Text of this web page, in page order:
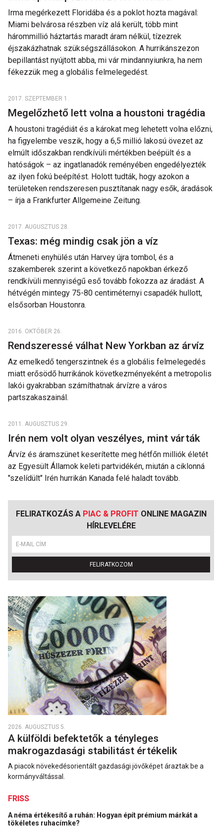
Irma megérkezett Floridába és a poklot hozta magával:
Miami belvárosa részben víz alá került, több mint
hárommillió háztartás maradt áram nélkül, tízezrek
éjszakázhatnak szükségszállásokon. A hurrikánszezon
bepillantást nyújtott abba, mi vár mindannyiunkra, ha nem
fékezzük meg a globális felmelegedést.
2017. SZEPTEMBER 1.
Megelőzhető lett volna a houstoni tragédia
A houstoni tragédiát és a károkat meg lehetett volna előzni,
ha figyelembe veszik, hogy a 6,5 millió lakosú övezet az
elmúlt időszakban rendkívüli mértékben beépült és a
hatóságok – az ingatlanadók reményében engedélyezték
az ilyen fokú beépítést. Holott tudták, hogy azokon a
területeken rendszeresen pusztítanak nagy esők, áradások
– írja a Frankfurter Allgemeine Zeitung.
2017. AUGUSZTUS 28.
Texas: még mindig csak jön a víz
Átmeneti enyhülés után Harvey újra tombol, és a
szakemberek szerint a következő napokban érkező
rendkívüli mennyiségű eső tovább fokozza az áradást. A
hétvégén mintegy 75-80 centiméternyi csapadék hullott,
elsősorban Houstonra.
2016. OKTÓBER 26.
Rendszeressé válhat New Yorkban az árvíz
Az emelkedő tengerszintnek és a globális felmelegedés
miatt erősödő hurrikánok következményeként a metropolis
lakói gyakrabban számíthatnak árvízre a város
partszakaszainál.
2011. AUGUSZTUS 29.
Irén nem volt olyan veszélyes, mint várták
Árvíz és áramszünet keserítette meg hétfőn milliók életét
az Egyesült Államok keleti partvidékén, miután a ciklonná
"szelídült" Irén hurrikán Kanada felé haladt tovább.
FELIRATKOZÁS A PIAC & PROFIT ONLINE MAGAZIN
HÍRLEVELÉRE
FELIRATKOZOM
2026. AUGUSZTUS 5.
A külföldi befektetők a tényleges
makrogazdasági stabilitást értékelik
A piacok növekedésorientált gazdasági jövőképet áraztak be a
kormányváltással.
FRISS
A néma értékesítő a ruhán: Hogyan épít prémium márkát a
tökéletes ruhacímke?